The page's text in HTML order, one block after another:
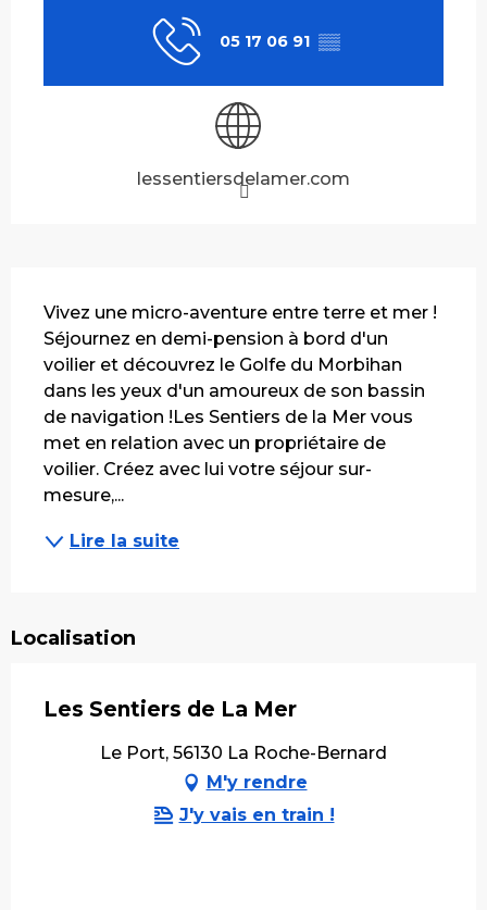
05 17 06 91 ▒▒
lessentiersdelamer.com
Vivez une micro-aventure entre terre et mer !
Séjournez en demi-pension à bord d'un
voilier et découvrez le Golfe du Morbihan
dans les yeux d'un amoureux de son bassin
de navigation !Les Sentiers de la Mer vous
met en relation avec un propriétaire de
voilier. Créez avec lui votre séjour sur-
mesure,...
Lire la suite
Localisation
Les Sentiers de La Mer
Le Port, 56130 La Roche-Bernard
M'y rendre
J'y vais en train !